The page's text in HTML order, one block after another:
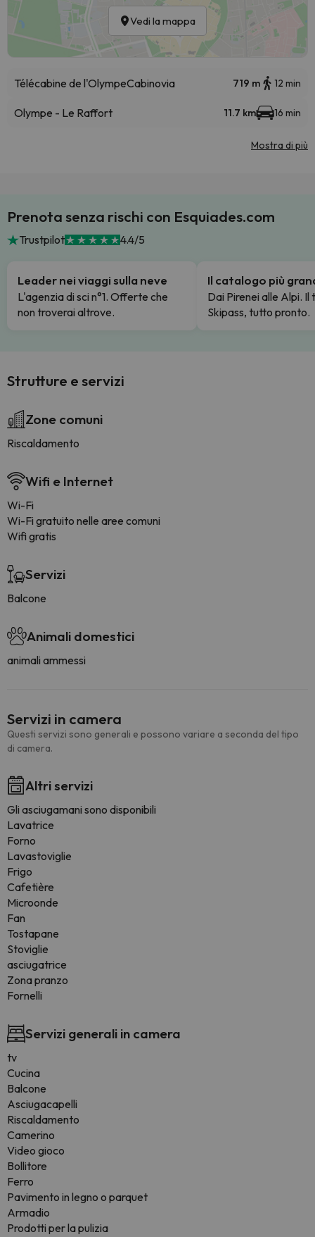
Vedi la mappa
Télécabine de l'OlympeCabinovia 719 m 12 min
Olympe - Le Raffort 11.7 km 16 min
Mostra di più
Prenota senza rischi con Esquiades.com
Trustpilot 4.4/5
Leader nei viaggi sulla neve
L'agenzia di sci n°1. Offerte che
non troverai altrove.
Il catalogo più
Dai Pirenei alle Alpi. Il
Skipass, tutto pronto.
Strutture e servizi
Zone comuni
Riscaldamento
Wifi e Internet
Wi-Fi
Wi-Fi gratuito nelle aree comuni
Wifi gratis
Servizi
Balcone
Animali domestici
animali ammessi
Servizi in camera
Questi servizi sono generali e possono variare a seconda del tipo
di camera.
Altri servizi
Gli asciugamani sono disponibili
Lavatrice
Forno
Lavastoviglie
Frigo
Cafetière
Microonde
Fan
Tostapane
Stoviglie
asciugatrice
Zona pranzo
Fornelli
Servizi generali in camera
tv
Cucina
Balcone
Asciugacapelli
Riscaldamento
Camerino
Video gioco
Bollitore
Ferro
Pavimento in legno o parquet
Armadio
Prodotti per la pulizia